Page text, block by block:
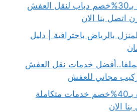
دباب نقل عفش جدة بـ30%خصم دباب لنقل العفش
اتصل بنا الان
بالرياض باحترافية | دليل
خدمات نقل العفش
شركة نقل اثاث بجدة بـ40%خصم خدمات متكاملة